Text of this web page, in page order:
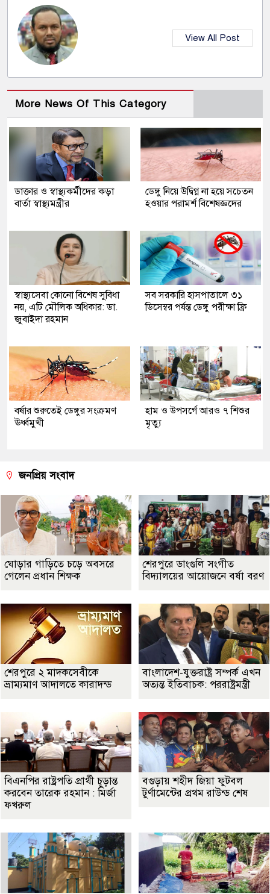
View All Post
More News Of This Category
ডাক্তার ও স্বাস্থ্যকর্মীদের কড়া
বার্তা স্বাস্থ্যমন্ত্রীর
ডেঙ্গু নিয়ে উদ্বিগ্ন না হয়ে সচেতন
হওয়ার পরামর্শ বিশেষজ্ঞদের
স্বাস্থ্যসেবা কোনো বিশেষ সুবিধা
নয়, এটি মৌলিক অধিকার: ডা.
জুবাইদা রহমান
সব সরকারি হাসপাতালে ৩১
ডিসেম্বর পর্যন্ত ডেঙ্গু পরীক্ষা ফ্রি
বর্ষার শুরুতেই ডেঙ্গুর সংক্রমণ
ঊর্ধ্বমুখী
হাম ও উপসর্গে আরও ৭ শিশুর
মৃত্যু
জনপ্রিয় সংবাদ
ঘোড়ার গাড়িতে চড়ে অবসরে
গেলেন প্রধান শিক্ষক
শেরপুরে ডাংগুলি সংগীত
বিদ্যালয়ের আয়োজনে বর্ষা বরণ
শেরপুরে ২ মাদকসেবীকে
ভ্রাম্যমাণ আদালতে কারাদন্ড
বাংলাদেশ-যুক্তরাষ্ট্র সম্পর্ক এখন
অত্যন্ত ইতিবাচক: পররাষ্ট্রমন্ত্রী
বিএনপির রাষ্ট্রপতি প্রার্থী চূড়ান্ত
করবেন তারেক রহমান : মির্জা
ফখরুল
বগুড়ায় শহীদ জিয়া ফুটবল
টুর্ণামেন্টের প্রথম রাউন্ড শেষ